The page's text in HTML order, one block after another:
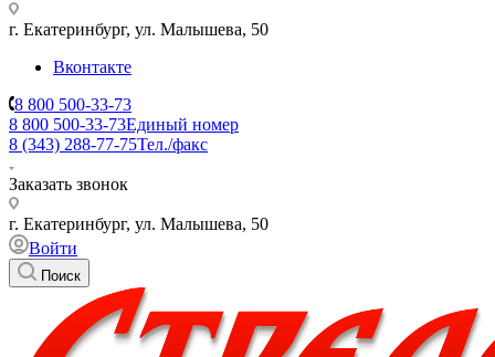
г. Екатеринбург, ул. Малышева, 50
Вконтакте
8 800 500-33-73
8 800 500-33-73Единый номер
8 (343) 288-77-75Тел./факс
Заказать звонок
г. Екатеринбург, ул. Малышева, 50
Войти
Поиск